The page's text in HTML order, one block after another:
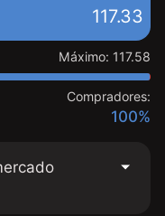
117.33
Máximo: 117.58
Compradores:
100%